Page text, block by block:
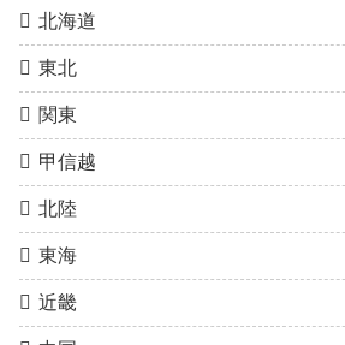
北海道
東北
関東
甲信越
北陸
東海
近畿